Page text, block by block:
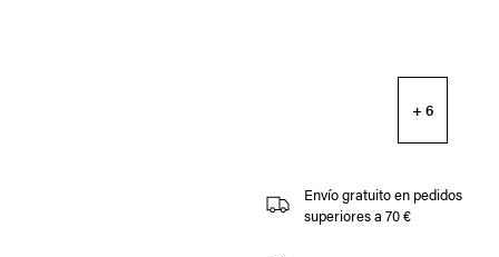
+ 6
Envío gratuito en pedidos
superiores a 70 €